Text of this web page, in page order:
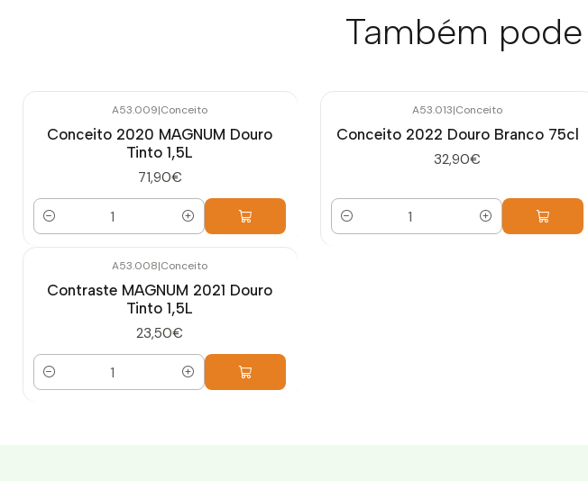
Também
A53.009|Conceito
Conceito 2020 MAGNUM Douro
Tinto 1,5L
71,90€
Quantidade
A53.013|Conceito
Conceito 2022 Douro Branco 75cl
32,90€
Quantidade
A53.008|Conceito
Contraste MAGNUM 2021 Douro
Tinto 1,5L
23,50€
Quantidade